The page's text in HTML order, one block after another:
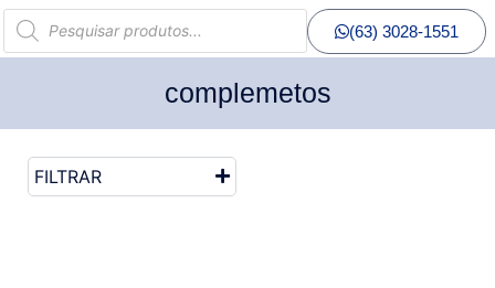
(63) 3028-1551
complemetos
FILTRAR